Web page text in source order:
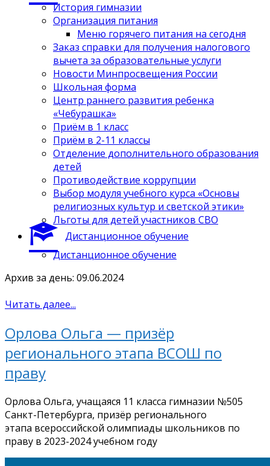
История гимназии
Организация питания
Меню горячего питания на сегодня
Заказ справки для получения налогового
вычета за образовательные услуги
Новости Минпросвещения России
Школьная форма
Центр раннего развития ребенка
«Чебурашка»
Приём в 1 класс
Приём в 2-11 классы
Отделение дополнительного образования
детей
Противодействие коррупции
Выбор модуля учебного курса «Основы
религиозных культур и светской этики»
Льготы для детей участников СВО
Дистанционное обучение
Дистанционное обучение
Архив за день: 09.06.2024
Читать далее...
Орлова Ольга — призёр
регионального этапа ВСОШ по
праву
Орлова Ольга, учащаяся 11 класса гимназии №505
Санкт-Петербурга, призёр регионального
этапа всероссийской олимпиады школьников по
праву в 2023-2024 учебном году